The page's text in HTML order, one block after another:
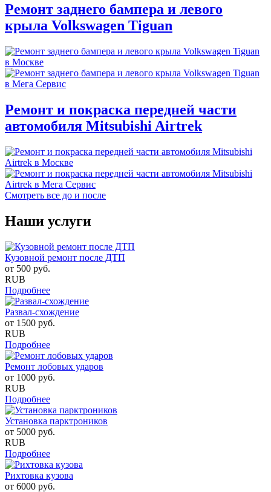
Ремонт заднего бампера и левого
крыла Volkswagen Tiguan
Ремонт и покраска передней части
автомобиля Mitsubishi Airtrek
Смотреть все до и после
Наши услуги
Кузовной ремонт после ДТП
от 500 руб.
RUB
Подробнее
Развал-схождение
от 1500 руб.
RUB
Подробнее
Ремонт лобовых ударов
от 1000 руб.
RUB
Подробнее
Установка парктроников
от 5000 руб.
RUB
Подробнее
Рихтовка кузова
от 6000 руб.